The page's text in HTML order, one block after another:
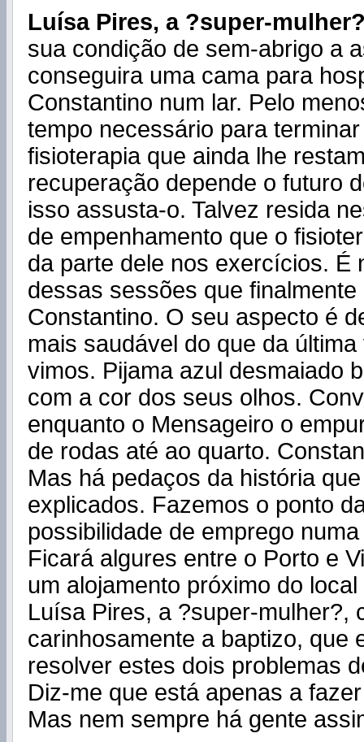
LuísaPires, a ?super-
sua condição de sem-abrigo a
conseguira uma cama para
Constantino num lar. Pelo
tempo necessário para
fisioterapia que ainda lhe
recuperação depende o futuro
isso assusta-o. Talvez resida
de empenhamento que o
da parte dele nos exercícios. É
dessas sessões que finalmente
Constantino. O seu aspecto é
mais saudável do que da
vimos. Pijama azul desmaiado
com a cor dos seus olhos.
enquanto o Mensageiro o
de rodas até ao quarto.
Mas há pedaços da história
explicados. Fazemos o ponto
possibilidade de emprego
Ficará algures entre o Porto e
um alojamento próximo do
LuísaPires, a ?super-mulher?,
carinhosamente a baptizo, que
resolver estes dois problemas
Diz-me que está apenas a
Mas nem sempre há gente